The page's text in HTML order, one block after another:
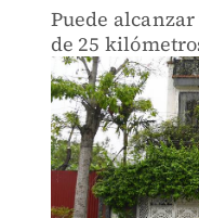
Puede
de 25